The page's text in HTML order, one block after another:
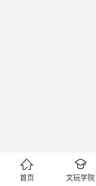

首页

文玩学院